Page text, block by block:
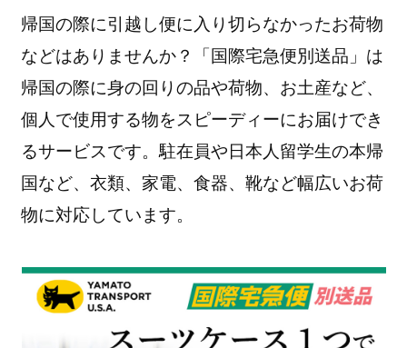
帰国の際に引越し便に入り切らなかったお荷物
などはありませんか？「国際宅急便別送品」は
帰国の際に身の回りの品や荷物、お土産など、
個人で使用する物をスピーディーにお届けでき
るサービスです。駐在員や日本人留学生の本帰
国など、衣類、家電、食器、靴など幅広いお荷
物に対応しています。